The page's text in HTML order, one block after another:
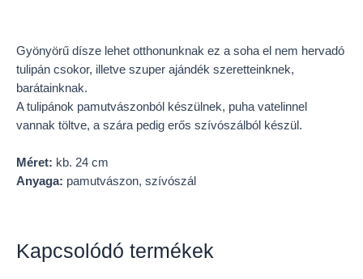
Gyönyörű dísze lehet otthonunknak ez a soha el nem hervadó
tulipán csokor, illetve szuper ajándék szeretteinknek,
barátainknak.
A tulipánok pamutvászonból készülnek, puha vatelinnel
vannak töltve, a szára pedig erős szívószálból készül.
Méret: kb. 24 cm
Anyaga: pamutvászon, szívószál
Kapcsolódó termékek